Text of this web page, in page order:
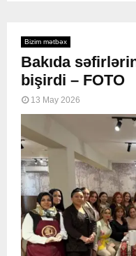
Bizim mətbəx
Bakıda
bişirdi – FOTO
13 May 2026